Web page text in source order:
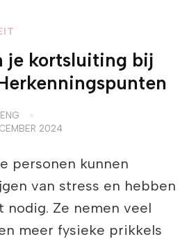
je kortsluiting bij
2024
personen kunnen
van stress en hebben
nodig. Ze nemen veel
meer fysieke prikkels